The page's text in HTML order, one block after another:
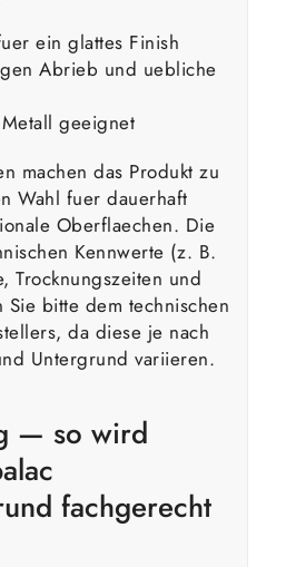
ein glattes Finish
Abrieb und uebliche
geeignet
machen das Produkt zu
Wahl fuer dauerhaft
Oberflaechen. Die
Kennwerte (z. B.
Trocknungszeiten und
Sie bitte dem technischen
da diese je nach
Untergrund variieren.
— so wird
fachgerecht